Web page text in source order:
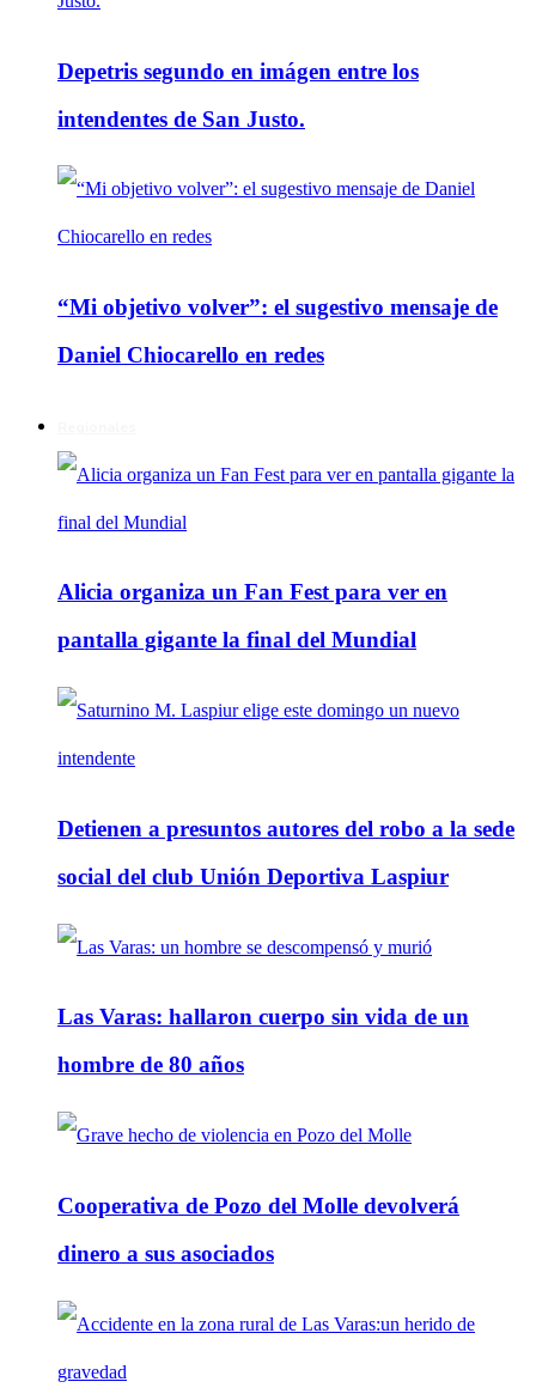
Depetris segundo en imágen entre los
intendentes de San Justo.
“Mi objetivo volver”: el sugestivo mensaje de
Daniel Chiocarello en redes
Alicia organiza un Fan Fest para ver en
pantalla gigante la final del Mundial
Detienen a presuntos autores del robo a la sede
social del club Unión Deportiva Laspiur
Las Varas: hallaron cuerpo sin vida de un
hombre de 80 años
Cooperativa de Pozo del Molle devolverá
dinero a sus asociados